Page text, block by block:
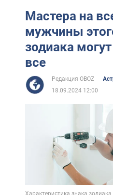
Мастера на
мужчины
зодиака
все
Редакция OBOZ
18.09.2024 12:00
Характеристика знака